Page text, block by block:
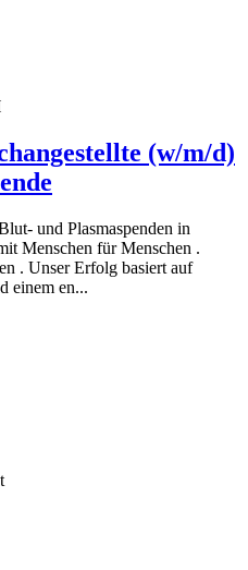
(w/m/d)
und Plasmaspenden in
Menschen für Menschen .
. Unser Erfolg basiert auf
einem en...